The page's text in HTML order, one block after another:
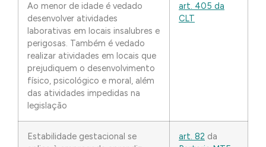
Ao menor de idade é vedado
desenvolver atividades
laborativas em locais insalubres e
perigosas. Também é vedado
realizar atividades em locais que
prejudiquem o desenvolvimento
físico, psicológico e moral, além
das atividades impedidas na
legislação
art. 405 da
CLT
Estabilidade gestacional se
art. 82 da